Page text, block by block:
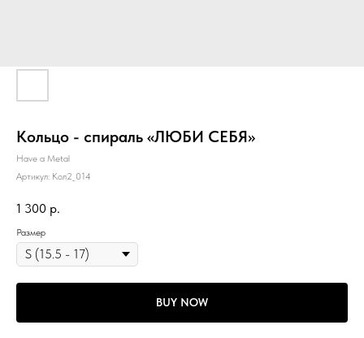
Кольцо - спираль «ЛЮБИ СЕБЯ»
Have a Metal
Артикул: Кол2_014
1 300 р.
Размер
BUY NOW